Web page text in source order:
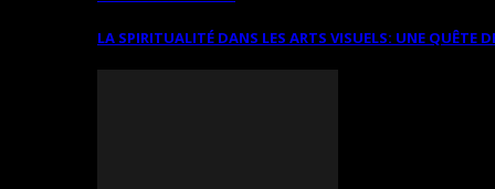
LA SPIRITUALITÉ DANS LES ARTS VISUELS: UNE QUÊTE